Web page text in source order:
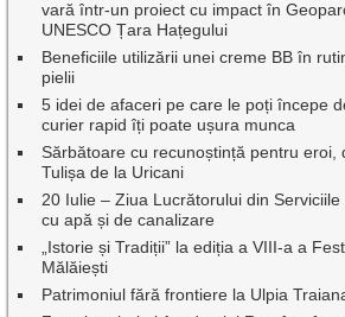
vară într-un proiect cu impact în
UNESCO Țara Hațegului
Beneficiile utilizării unei creme BB în
pielii
5 idei de afaceri pe care le poți începe
curier rapid îți poate ușura munca
Sărbătoare cu recunoștință pentru eroi,
Tulișa de la Uricani
20 Iulie – Ziua Lucrătorului din
cu apă și de canalizare
„Istorie și Tradiții” la ediția a VIII-a a
Mălăiești
Patrimoniul fără frontiere la Ulpia